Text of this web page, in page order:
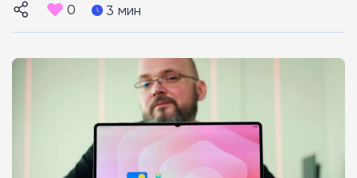
0 3 мин